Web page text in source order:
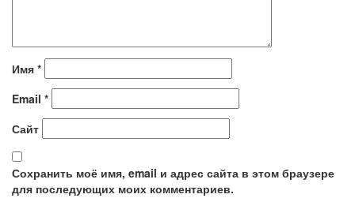
Имя *
Email *
Сайт
Сохранить моё имя, email и адрес сайта в этом браузере
для последующих моих комментариев.